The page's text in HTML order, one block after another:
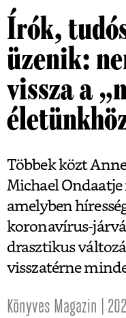
Írók,
üzenik:
vissza a
Többek közt
Michael
amelyben
koronavírus-
drasztikus
visszatérne
Könyves Magazin |